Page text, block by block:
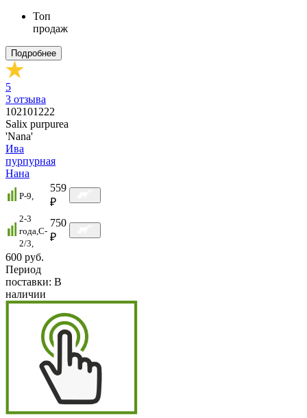
Топ
продаж
Подробнее
5
3 отзыва
102101222
Salix purpurea
'Nana'
Ива
пурпурная
Нана
P-9,
559
₽
2-3
года,C-
2/3,
750
₽
600 руб.
Период
поставки: В
наличии